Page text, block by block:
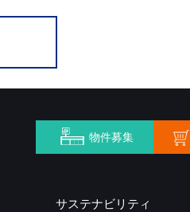
物件募集
サステナビリティ